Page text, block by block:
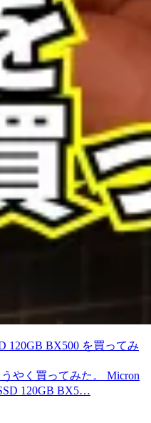
120GB BX500 を買ってみ
やく買ってみた。 Micron
120GB BX5…